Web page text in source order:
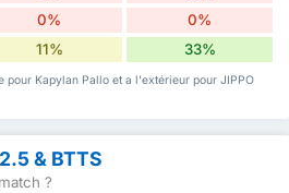
0% 0%
11% 33%
pour Kapylan Pallo et a l'extérieur pour JIPPO
& BTTS
?